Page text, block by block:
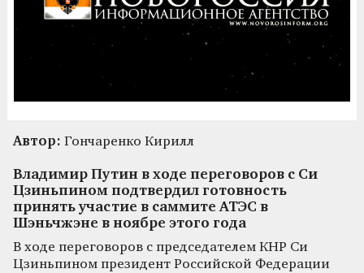
Автор: Гончаренко Кирилл
Владимир Путин в ходе переговоров с Си
Цзиньпином подтвердил готовность
принять участие в саммите АТЭС в
Шэньчжэне в ноябре этого года
В ходе переговоров с председателем КНР Си
Цзиньпином президент Российской Федерации